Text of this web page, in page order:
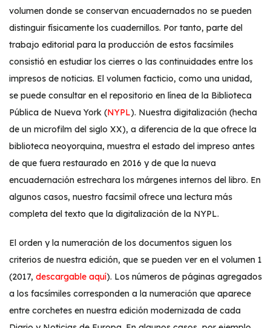
volumen donde se conservan encuadernados no se pueden
distinguir físicamente los cuadernillos. Por tanto, parte del
trabajo editorial para la producción de estos facsímiles
consistió en estudiar los cierres o las continuidades entre los
impresos de noticias. El volumen facticio, como una unidad,
se puede consultar en el repositorio en línea de la Biblioteca
Pública de Nueva York (NYPL). Nuestra digitalización (hecha
de un microfilm del siglo XX), a diferencia de la que ofrece la
biblioteca neoyorquina, muestra el estado del impreso antes
de que fuera restaurado en 2016 y de que la nueva
encuadernación estrechara los márgenes internos del libro. En
algunos casos, nuestro facsímil ofrece una lectura más
completa del texto que la digitalización de la NYPL.
El orden y la numeración de los documentos siguen los
criterios de nuestra edición, que se pueden ver en el volumen 1
(2017, descargable aquí). Los números de páginas agregados
a los facsímiles corresponden a la numeración que aparece
entre corchetes en nuestra edición modernizada de cada